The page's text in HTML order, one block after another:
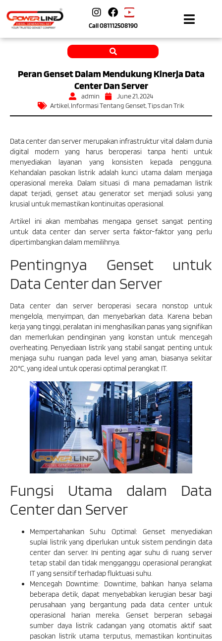
Call081112508190
Peran Genset Dalam Mendukung Kinerja Data
Center Dan Server
admin
June 21, 2024
Artikel Informasi Tentang Genset Tips dan Trik
Data center dan server merupakan infrastruktur vital dalam dunia
digital modern yang harus beroperasi tanpa henti untuk
menyediakan layanan yang konsisten kepada pengguna.
Kehandalan pasokan listrik adalah kunci utama dalam menjaga
operasional mereka. Dalam situasi di mana pemadaman listrik
dapat terjadi, genset atau generator set menjadi solusi yang
krusial untuk memastikan kontinuitas operasional.
Artikel ini akan membahas mengapa genset sangat penting
untuk data center dan server serta faktor-faktor yang perlu
dipertimbangkan dalam memilihnya.
Pentingnya Genset untuk
Data Center dan Server
Data center dan server beroperasi secara nonstop untuk
mengelola, menyimpan, dan menyebarkan data. Karena beban
kerja yang tinggi, peralatan ini menghasilkan panas yang signifikan
dan memerlukan pendinginan yang konstan untuk mencegah
overheating. Penyediaan listrik yang stabil sangat penting untuk
menjaga suhu ruangan pada level yang aman, biasanya sekitar
20°C, yang ideal untuk operasi optimal perangkat IT.
Fungsi Utama dalam Data
Center dan Server
Mempertahankan Suhu Optimal: Genset menyediakan
suplai listrik yang diperlukan untuk sistem pendingin data
center dan server. Ini penting agar suhu di ruang server
tetap stabil dan tidak mengganggu operasional perangkat
IT yang sensitif terhadap fluktuasi suhu.
Mencegah Downtime: Downtime, bahkan hanya selama
beberapa detik, dapat menyebabkan kerugian besar bagi
perusahaan yang bergantung pada data center untuk
operasional harian mereka. Genset berperan sebagai
sumber daya listrik cadangan yang otomatis aktif saat
pasokan listrik utama terputus, memastikan kontinuitas